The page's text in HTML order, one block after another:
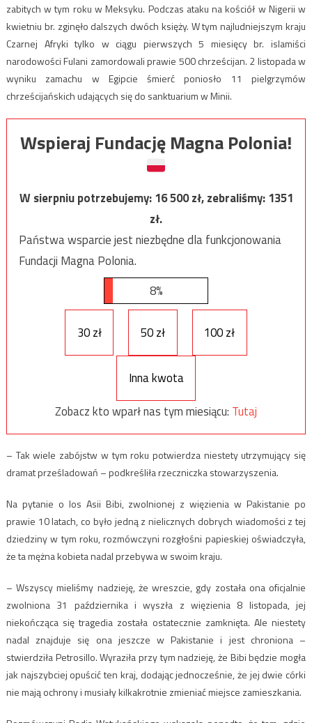
zabitych w tym roku w Meksyku. Podczas ataku na kościół w Nigerii w
kwietniu br. zginęło dalszych dwóch księży. W tym najludniejszym kraju
Czarnej Afryki tylko w ciągu pierwszych 5 miesięcy br. islamiści
narodowości Fulani zamordowali prawie 500 chrześcijan. 2 listopada w
wyniku zamachu w Egipcie śmierć poniosło 11 pielgrzymów
chrześcijańskich udających się do sanktuarium w Minii.
Wspieraj Fundację Magna Polonia!
W sierpniu potrzebujemy:16 500zł, zebraliśmy:1351
zł.
Państwa wsparcie jest niezbędne dla funkcjonowania
Fundacji Magna Polonia.
8%
30 zł 50 zł 100 zł
Inna kwota
Zobacz kto wparł nas tym miesiącu: Tutaj
– Tak wiele zabójstw w tym roku potwierdza niestety utrzymujący się
dramat prześladowań – podkreśliła rzeczniczka stowarzyszenia.
Na pytanie o los Asii Bibi, zwolnionej z więzienia w Pakistanie po
prawie 10 latach, co było jedną z nielicznych dobrych wiadomości z tej
dziedziny w tym roku, rozmówczyni rozgłośni papieskiej oświadczyła,
że ta mężna kobieta nadal przebywa w swoim kraju.
– Wszyscy mieliśmy nadzieję, że wreszcie, gdy została ona oficjalnie
zwolniona 31 października i wyszła z więzienia 8 listopada, jej
niekończąca się tragedia została ostatecznie zamknięta. Ale niestety
nadal znajduje się ona jeszcze w Pakistanie i jest chroniona –
stwierdziła Petrosillo. Wyraziła przy tym nadzieję, że Bibi będzie mogła
jak najszybciej opuścić ten kraj, dodając jednocześnie, że jej dwie córki
nie mają ochrony i musiały kilkakrotnie zmieniać miejsce zamieszkania.